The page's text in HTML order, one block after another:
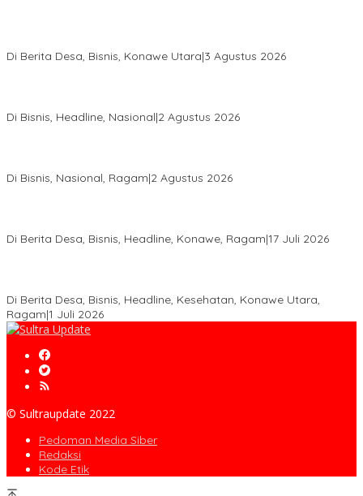
Di Berita Desa, Bisnis, Konawe Utara|3 Agustus 2026
Di Bisnis, Headline, Nasional|2 Agustus 2026
Di Bisnis, Nasional, Ragam|2 Agustus 2026
Di Berita Desa, Bisnis, Headline, Konawe, Ragam|17 Juli 2026
Di Berita Desa, Bisnis, Headline, Kesehatan, Konawe Utara,
Ragam|1 Juli 2026
© Sultraupdate 2022
Pedoman Media Siber
Redaksi
Kode Etik